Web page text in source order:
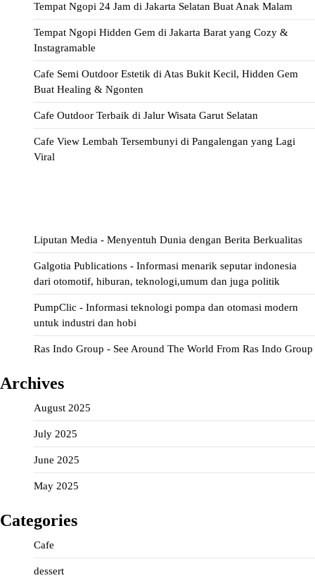
Tempat Ngopi 24 Jam di Jakarta Selatan Buat Anak Malam
Tempat Ngopi Hidden Gem di Jakarta Barat yang Cozy &
Instagramable
Cafe Semi Outdoor Estetik di Atas Bukit Kecil, Hidden Gem
Buat Healing & Ngonten
Cafe Outdoor Terbaik di Jalur Wisata Garut Selatan
Cafe View Lembah Tersembunyi di Pangalengan yang Lagi
Viral
Liputan Media - Menyentuh Dunia dengan Berita Berkualitas
Galgotia Publications - Informasi menarik seputar indonesia
dari otomotif, hiburan, teknologi,umum dan juga politik
PumpClic - Informasi teknologi pompa dan otomasi modern
untuk industri dan hobi
Ras Indo Group - See Around The World From Ras Indo Group
Archives
August 2025
July 2025
June 2025
May 2025
Categories
Cafe
dessert